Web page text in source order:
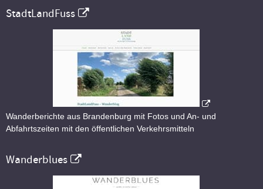
StadtLandFuss
Wanderberichte aus Brandenburg mit Fotos und An- und
Abfahrtszeiten mit den öffentlichen Verkehrsmitteln
Wanderblues